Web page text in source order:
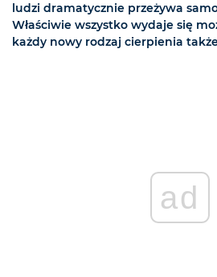
ludzi dramatycznie przeżywa
Właściwie wszystko wydaje się
każdy nowy rodzaj cierpienia
ad